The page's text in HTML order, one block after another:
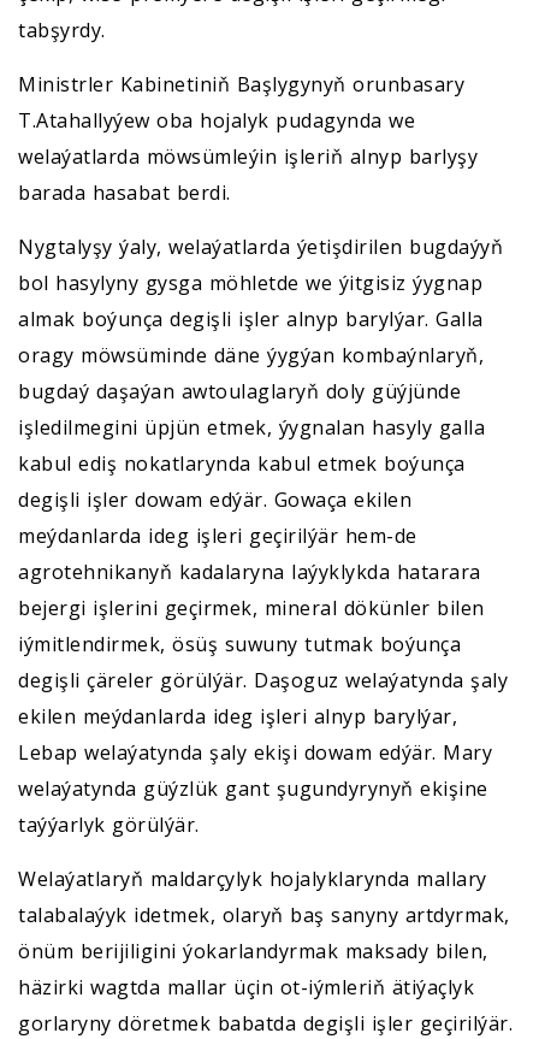
tabşyrdy.
Ministrler Kabinetiniň Başlygynyň orunbasary
T.Atahallyýew oba hojalyk pudagynda we
welaýatlarda möwsümleýin işleriň alnyp barlyşy
barada hasabat berdi.
Nygtalyşy ýaly, welaýatlarda ýetişdirilen bugdaýyň
bol hasylyny gysga möhletde we ýitgisiz ýygnap
almak boýunça degişli işler alnyp barylýar. Galla
oragy möwsüminde däne ýygýan kombaýnlaryň,
bugdaý daşaýan awtoulaglaryň doly güýjünde
işledilmegini üpjün etmek, ýygnalan hasyly galla
kabul ediş nokatlarynda kabul etmek boýunça
degişli işler dowam edýär. Gowaça ekilen
meýdanlarda ideg işleri geçirilýär hem-de
agrotehnikanyň kadalaryna laýyklykda hatarara
bejergi işlerini geçirmek, mineral dökünler bilen
iýmitlendirmek, ösüş suwuny tutmak boýunça
degişli çäreler görülýär. Daşoguz welaýatynda şaly
ekilen meýdanlarda ideg işleri alnyp barylýar,
Lebap welaýatynda şaly ekişi dowam edýär. Mary
welaýatynda güýzlük gant şugundyrynyň ekişine
taýýarlyk görülýär.
Welaýatlaryň maldarçylyk hojalyklarynda mallary
talabalaýyk idetmek, olaryň baş sanyny artdyrmak,
önüm berijiligini ýokarlandyrmak maksady bilen,
häzirki wagtda mallar üçin ot-iýmleriň ätiýaçlyk
gorlaryny döretmek babatda degişli işler geçirilýär.